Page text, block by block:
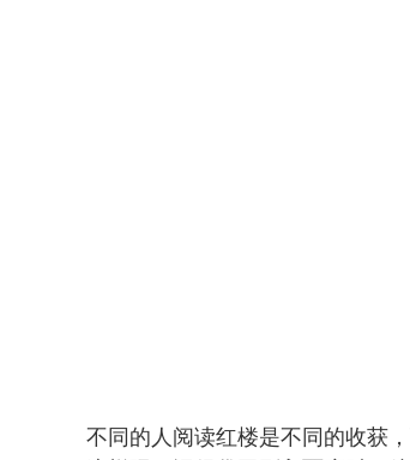
不同的人阅读红楼是不同的收获